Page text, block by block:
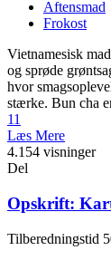
Aftensmad
Frokost
Vietnamesisk
og sprøde
hvor
stærke. Bun cha
11
Læs Mere
4.154 visninger
Del
Opskrift:
Tilberedningstid